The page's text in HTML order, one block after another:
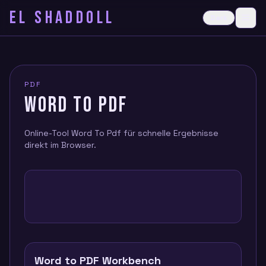
EL SHADDOLL
PDF
WORD TO PDF
Online-Tool Word To Pdf für schnelle Ergebnisse
direkt im Browser.
Word to PDF Workbench